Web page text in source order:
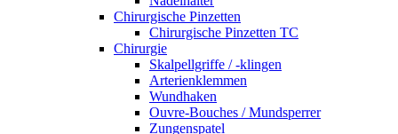
Chirurgische Pinzetten
Chirurgische Pinzetten TC
Chirurgie
Skalpellgriffe / -klingen
Arterienklemmen
Wundhaken
Ouvre-Bouches / Mundsperrer
Zungenspatel